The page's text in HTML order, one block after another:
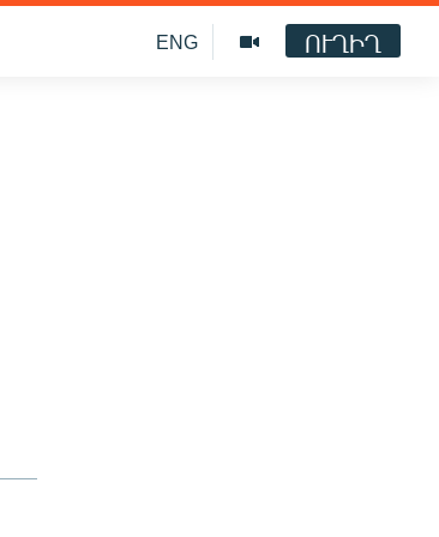
ENG ՈՒՂԻՂ